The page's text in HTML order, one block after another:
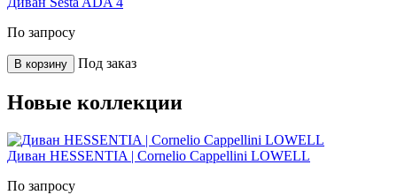
По запросу
В корзину Под заказ
Новые коллекции
Диван HESSENTIA | Cornelio Cappellini LOWELL
По запросу